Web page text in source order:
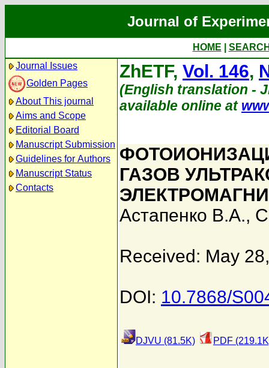
Journal of
HOME
Journal Issues
Golden Pages
About This journal
Aims and Scope
Editorial Board
Manuscript Submission
Guidelines for Authors
Manuscript Status
Contacts
ZhETF, Vol. 146,
(English translation -
available online at
ГАЗОВ
Астапенко В.А.,
Received: May
DOI: 10.7868/
DJVU (81.5K) PDF